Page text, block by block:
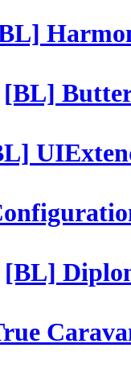
[BL]
[BL]